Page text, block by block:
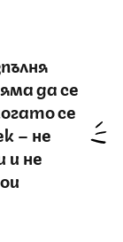
да се
се
– не
и не